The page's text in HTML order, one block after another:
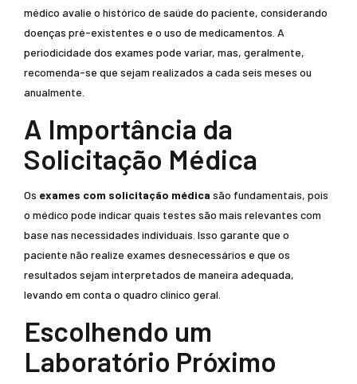
médico avalie o histórico de saúde do paciente, considerando
doenças pré-existentes e o uso de medicamentos. A
periodicidade dos exames pode variar, mas, geralmente,
recomenda-se que sejam realizados a cada seis meses ou
anualmente.
A Importância da
Solicitação Médica
Os exames com solicitação médica são fundamentais, pois
o médico pode indicar quais testes são mais relevantes com
base nas necessidades individuais. Isso garante que o
paciente não realize exames desnecessários e que os
resultados sejam interpretados de maneira adequada,
levando em conta o quadro clínico geral.
Escolhendo um
Laboratório Próximo